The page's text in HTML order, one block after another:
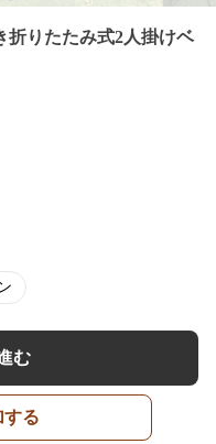
折りたたみ式2人掛けベ
む
する